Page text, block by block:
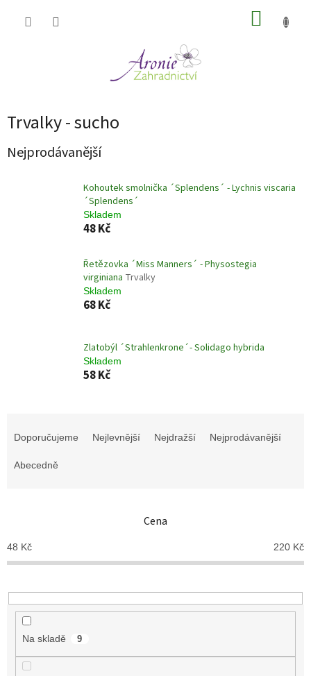
Trvalky - sucho
Nejprodávanější
Kohoutek smolnička ´Splendens´ - Lychnis viscaria
´Splendens´
Skladem
48 Kč
Řetězovka ´Miss Manners´ - Physostegia
virginiana Trvalky
Skladem
68 Kč
Zlatobýl ´Strahlenkrone´- Solidago hybrida
Skladem
58 Kč
o
d
k
t
Doporučujeme Nejlevnější Nejdražší Nejprodávanější
Abecedně
Cena
48 Kč 220 Kč
Na skladě 9